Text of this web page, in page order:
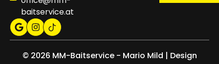
baitservice.at
© 2026 MM-Baitservice - Mario Mild | Design